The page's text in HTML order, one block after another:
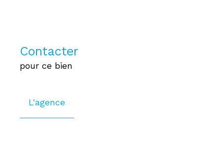
Contacter
pour ce bien
L'agence